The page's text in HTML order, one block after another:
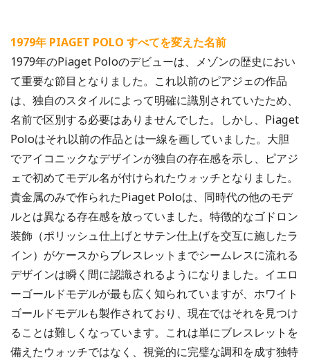
1979年 PIAGET POLO すべてを変えた名前
1979年のPiaget Poloのデビューは、メゾンの歴史におい
て重要な節目となりました。これ以前のピアジェの作品
は、独自のスタイルによって明確に識別されていたため、
名前で区別する必要はありませんでした。しかし、Piaget
Poloはそれ以前の作品とは一線を画していました。大胆
でアイコニックなデザインが独自の存在感を示し、ピアジ
ェで初めてモデル名が付けられたウォッチとなりました。
貴金属のみで作られたPiaget Poloは、同時代の他のモデ
ルとは異なる存在感を放っていました。特徴的なゴドロン
装飾（ポリッシュ仕上げとサテン仕上げを交互に施したラ
イン）がケースからブレスレットまでシームレスに流れる
デザインは瞬く間に認識されるようになりました。イエロ
ーゴールドモデルが最も広く知られていますが、ホワイト
ゴールドモデルも製作されており、現在ではそれを見つけ
ることは難しくなっています。これは単にブレスレットを
備えたウォッチではなく、視覚的に完璧な調和を成す独特